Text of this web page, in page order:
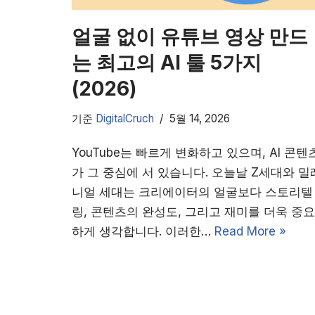
얼굴 없이 유튜브 영상 만드
는 최고의 AI 툴 5가지
(2026)
기준 DigitalCruch 5월 14, 2026
YouTube는 빠르게 변화하고 있으며, AI 콘텐
가 그 중심에 서 있습니다. 오늘날 Z세대와 밀
니얼 세대는 크리에이터의 얼굴보다 스토리텔
링, 콘텐츠의 완성도, 그리고 재미를 더욱 중요
하게 생각합니다. 이러한… Read More »